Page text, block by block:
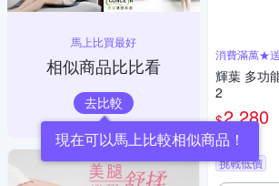
馬上比買最好
相似商品比比看
去比較
現在可以馬上比較相似商品！
消費滿萬★
輝葉 多功
2
$2,280
3.7
挑戰低價